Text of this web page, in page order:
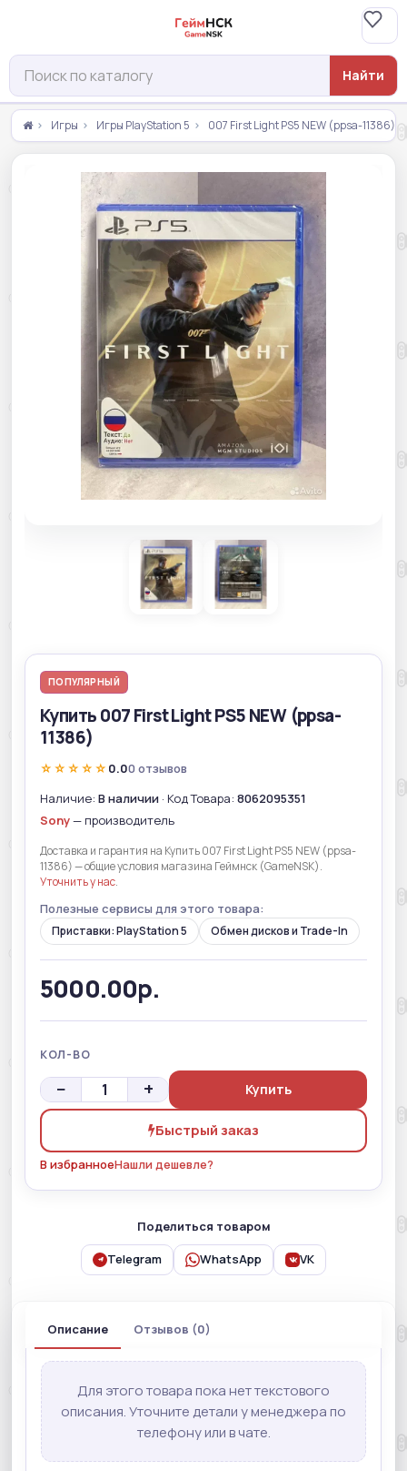
Найти
Игры Игры PlayStation 5 007 First Light PS5 NEW (ppsa-11386)
ПОПУЛЯРНЫЙ
Купить 007 First Light PS5 NEW (ppsa-
11386)
☆☆☆☆☆ 0.00 отзывов
Наличие: В наличии · Код Товара: 8062095351
Sony— производитель
Доставка и гарантия на Купить 007 First Light PS5 NEW (ppsa-
11386) — общие условия магазина Геймнск (GameNSK).
Уточнить у нас.
Полезные сервисы для этого товара:
Приставки: PlayStation 5 Обмен дисков и Trade-In
5000.00р.
КОЛ-ВО
− + Купить
Быстрый заказ
В избранноеНашли дешевле?
Поделиться товаром
Telegram WhatsApp VK
Описание Отзывов (0)
Для этого товара пока нет текстового
описания. Уточните детали у менеджера по
телефону или в чате.